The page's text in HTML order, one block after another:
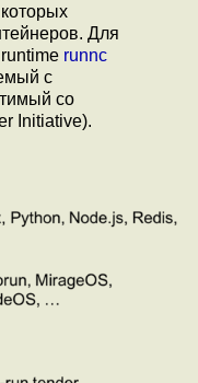
Для
runnc
с
со
Initiative).